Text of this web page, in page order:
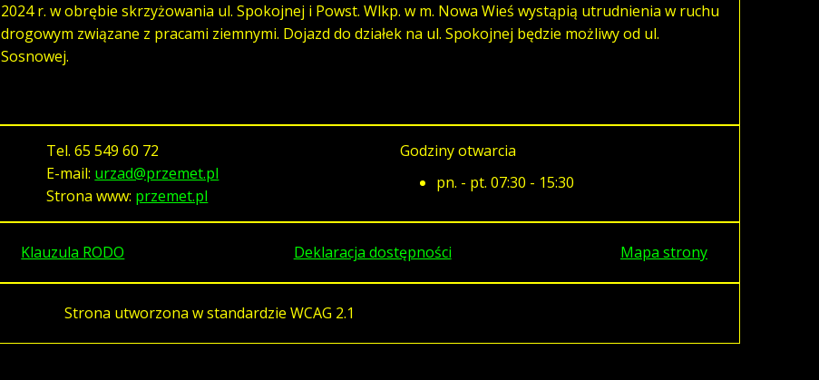
2024 r. w obrębie skrzyżowania ul. Spokojnej i Powst. Wlkp. w m. Nowa Wieś wystąpią utrudnienia w ruchu
drogowym związane z pracami ziemnymi. Dojazd do działek na ul. Spokojnej będzie możliwy od ul.
Sosnowej.
Tel.65 549 60 72
E-mail: urzad@przemet.pl
Strona www: przemet.pl
Godziny otwarcia
pn. - pt. 07:30 - 15:30
Klauzula RODO Deklaracja dostępności Mapa strony
Strona utworzona w standardzie WCAG 2.1